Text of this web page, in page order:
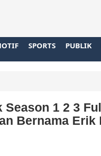
SPORTS PUBLIK
1 2 3
Bernama Erik